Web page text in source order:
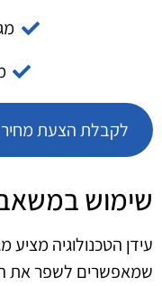
לקבלת הצעת מחיר
שימוש
עידן הטכנולוגיה מציע
שמאפשרים לשפר את